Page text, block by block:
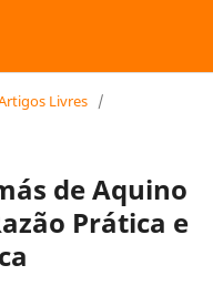
Livres /
de Aquino
Prática e